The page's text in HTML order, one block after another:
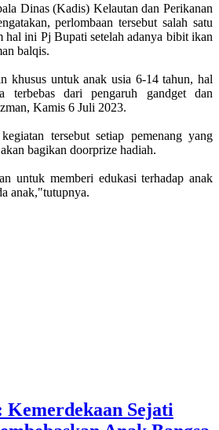
Dinas (Kadis) Kelautan dan Perikanan
perlombaan tersebut salah satu
hal ini Pj Bupati setelah adanya bibit ikan
balqis.
khusus untuk anak usia 6-14 tahun, hal
terbebas dari pengaruh gandget dan
Kamis 6 Juli 2023.
tersebut setiap pemenang yang
bagikan doorprize hadiah.
untuk memberi edukasi terhadap anak
anak,"tutupnya.
Sejati